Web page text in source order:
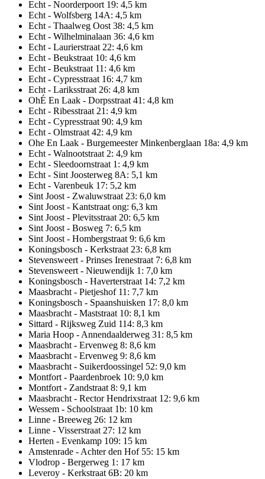
Echt - Noorderpoort 19: 4,5 km
Echt - Wolfsberg 14A: 4,5 km
Echt - Thaalweg Oost 38: 4,5 km
Echt - Wilhelminalaan 36: 4,6 km
Echt - Laurierstraat 22: 4,6 km
Echt - Beukstraat 10: 4,6 km
Echt - Beukstraat 11: 4,6 km
Echt - Cypresstraat 16: 4,7 km
Echt - Lariksstraat 26: 4,8 km
OhÉ En Laak - Dorpsstraat 41: 4,8 km
Echt - Ribesstraat 21: 4,9 km
Echt - Cypresstraat 90: 4,9 km
Echt - Olmstraat 42: 4,9 km
Ohe En Laak - Burgemeester Minkenberglaan 18a: 4,9 km
Echt - Walnootstraat 2: 4,9 km
Echt - Sleedoornstraat 1: 4,9 km
Echt - Sint Joosterweg 8A: 5,1 km
Echt - Varenbeuk 17: 5,2 km
Sint Joost - Zwaluwstraat 23: 6,0 km
Sint Joost - Kantstraat ong: 6,3 km
Sint Joost - Plevitsstraat 20: 6,5 km
Sint Joost - Bosweg 7: 6,5 km
Sint Joost - Hombergstraat 9: 6,6 km
Koningsbosch - Kerkstraat 23: 6,8 km
Stevensweert - Prinses Irenestraat 7: 6,8 km
Stevensweert - Nieuwendijk 1: 7,0 km
Koningsbosch - Haverterstraat 14: 7,2 km
Maasbracht - Pietjeshof 11: 7,7 km
Koningsbosch - Spaanshuisken 17: 8,0 km
Maasbracht - Maststraat 10: 8,1 km
Sittard - Rijksweg Zuid 114: 8,3 km
Maria Hoop - Annendaalderweg 31: 8,5 km
Maasbracht - Ervenweg 8: 8,6 km
Maasbracht - Ervenweg 9: 8,6 km
Maasbracht - Suikerdoossingel 52: 9,0 km
Montfort - Paardenbroek 10: 9,0 km
Montfort - Zandstraat 8: 9,1 km
Maasbracht - Rector Hendrixstraat 12: 9,6 km
Wessem - Schoolstraat 1b: 10 km
Linne - Breeweg 26: 12 km
Linne - Visserstraat 27: 12 km
Herten - Evenkamp 109: 15 km
Amstenrade - Achter den Hof 55: 15 km
Vlodrop - Bergerweg 1: 17 km
Leveroy - Kerkstraat 6B: 20 km